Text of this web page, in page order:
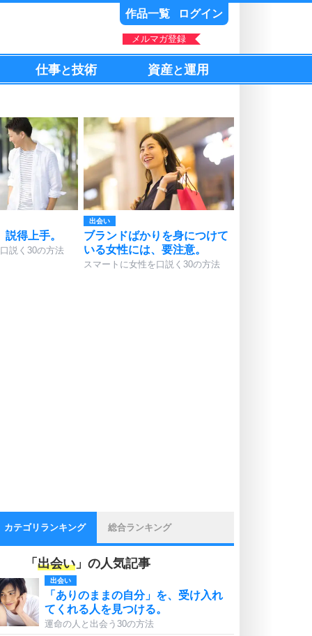
作品一覧 ログイン
メルマガ登録
仕事と技術 資産と運用
説得上手。
説く30の方法
出会い
ブランドばかりを身につけて
いる女性には、要注意。
スマートに女性を口説く30の方法
カテゴリランキング 総合ランキング
「 出会い 」の人気記事
出会い
「ありのままの自分」を、受け入れ
てくれる人を見つける。
運命の人と出会う30の方法